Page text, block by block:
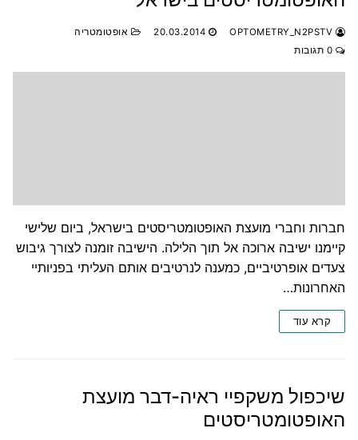
20.03.2014
אופטומטריה
חברות וחברי מועצת האופטומטריסטים בישראל, ביום שלישי
קיימנו ישיבה ארוכה אל תוך הלילה. הישיבה זומנה לצורך גיבוש
צעדים אופרטיביים, כמענה לנרטיבים אותם העליתי בפניותיי
האחרונות…
קרא עוד
שיכפול משקפיי ראיה‎-דבר מועצת
האופטומטריסטים